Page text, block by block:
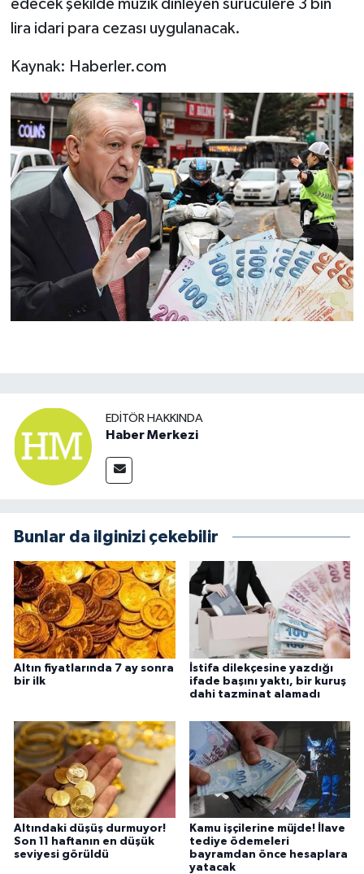
edecek şekilde müzik dinleyen sürücülere 3 bin
lira idari para cezası uygulanacak.
Kaynak: Haberler.com
EDITÖR HAKKINDA
Haber Merkezi
Bunlar da ilginizi çekebilir
Altın fiyatlarında 7 ay sonra
bir ilk
İstifa dilekçesine yazdığı
ifade başını yaktı, bir kuruş
dahi tazminat alamadı
Altındaki düşüş durmuyor!
Son 11 haftanın en düşük
seviyesi görüldü
Kamu işçilerine müjde! İlave
tediye ödemeleri
bayramdan önce hesaplara
yatacak